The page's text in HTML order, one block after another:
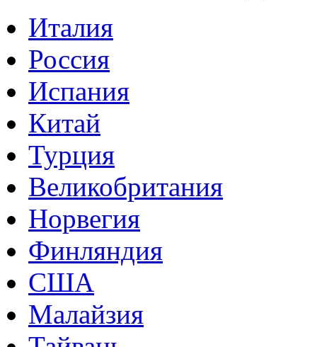
Италия
Россия
Испания
Китай
Турция
Великобритания
Норвегия
Финляндия
США
Малайзия